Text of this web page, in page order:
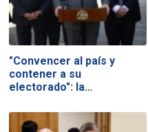
"Convencer al país y
contener a su
electorado": la…